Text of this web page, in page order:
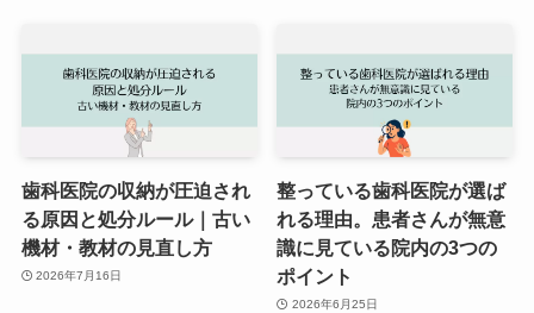
歯科医院の収納が圧迫され
る原因と処分ルール｜古い
機材・教材の見直し方
2026年7月16日
整っている歯科医院が選ば
れる理由。患者さんが無意
識に見ている院内の3つの
ポイント
2026年6月25日